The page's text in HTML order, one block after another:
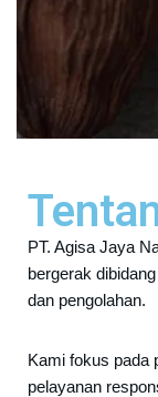
PT. Agisa Jaya
bergerak
dan pengolahan.
Kami fokus pada
pelayanan